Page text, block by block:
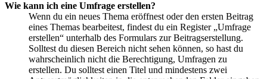
Wie kann ich eine Umfrage erstellen?
Wenn du ein neues Thema eröffnest oder den ersten Beitrag
eines Themas bearbeitest, findest du ein Register „Umfrage
erstellen“ unterhalb des Formulars zur Beitragserstellung.
Solltest du diesen Bereich nicht sehen können, so hast du
wahrscheinlich nicht die Berechtigung, Umfragen zu
erstellen. Du solltest einen Titel und mindestens zwei